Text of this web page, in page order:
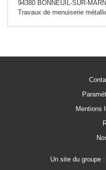
94380 BONNEUIL-SUR-
Travaux de menuiserie
Mentions
Un site du groupe :